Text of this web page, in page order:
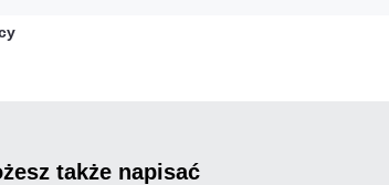
także napisać